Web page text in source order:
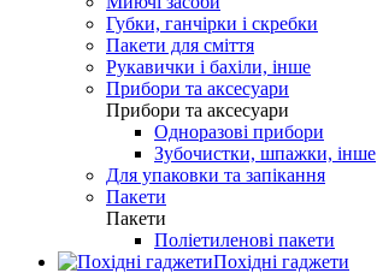
Губки, ганчірки і скребки
Пакети для сміття
Рукавички і бахіли, інше
Прибори та аксесуари
Прибори та аксесуари
Одноразові прибори
Зубочистки, шпажки, інше
Для упаковки та запікання
Пакети
Пакети
Поліетиленові пакети
Похідні гаджети